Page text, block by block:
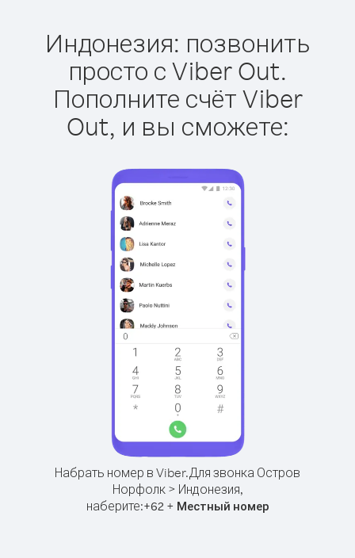
Индонезия: позвонить
просто с Viber Out.
Пополните счёт Viber
Out, и вы сможете:
Набрать номер в Viber.Для звонка Остров
Норфолк > Индонезия,
наберите:+62+ Местный номер